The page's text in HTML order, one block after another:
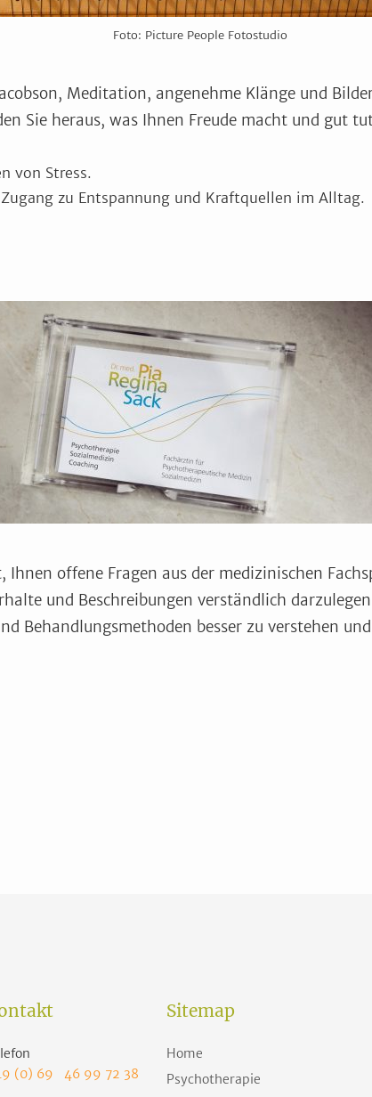
Foto: Picture People Fotostudio
Meditation, angenehme Klänge und
Sie heraus, was Ihnen Freude macht und gut
von Stress.
zu Entspannung und Kraftquellen im Alltag.
offene Fragen aus der medizinischen
und Beschreibungen verständlich
Behandlungsmethoden besser zu verstehen
(0) 69 46 99 72 38
Sitemap
Home
Psychotherapie